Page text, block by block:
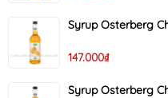
Syrup Osterberg
147.000₫
Syrup Osterberg